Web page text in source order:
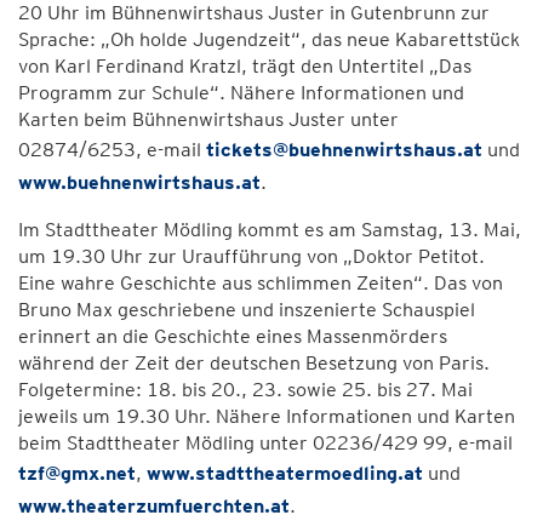
20 Uhr im Bühnenwirtshaus Juster in Gutenbrunn zur
Sprache: „Oh holde Jugendzeit“, das neue Kabarettstück
von Karl Ferdinand Kratzl, trägt den Untertitel „Das
Programm zur Schule“. Nähere Informationen und
Karten beim Bühnenwirtshaus Juster unter
02874/6253, e-mail tickets@buehnenwirtshaus.at und
www.buehnenwirtshaus.at.
Im Stadttheater Mödling kommt es am Samstag, 13. Mai,
um 19.30 Uhr zur Uraufführung von „Doktor Petitot.
Eine wahre Geschichte aus schlimmen Zeiten“. Das von
Bruno Max geschriebene und inszenierte Schauspiel
erinnert an die Geschichte eines Massenmörders
während der Zeit der deutschen Besetzung von Paris.
Folgetermine: 18. bis 20., 23. sowie 25. bis 27. Mai
jeweils um 19.30 Uhr. Nähere Informationen und Karten
beim Stadttheater Mödling unter 02236/429 99, e-mail
tzf@gmx.net, www.stadttheatermoedling.at und
www.theaterzumfuerchten.at.